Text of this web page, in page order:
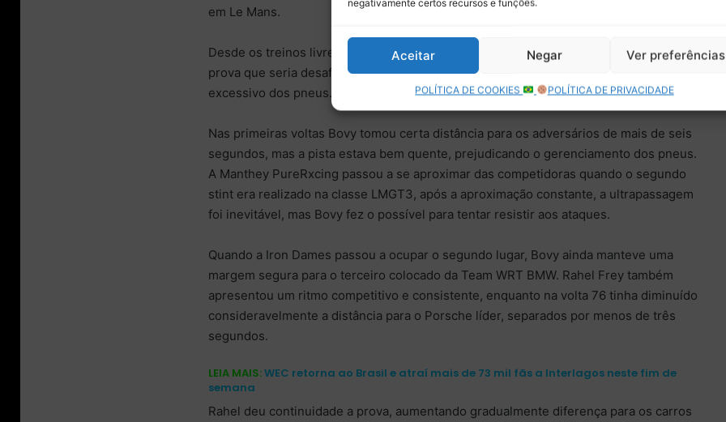
negativamente certos recursos e funções.
Aceitar Negar Ver preferências
POLÍTICA DE COOKIES POLÍTICA DE PRIVACIDADE
em Le Mans.
Desde os treinos livres elas mostraram um trabalho promissor em Interlagos, em uma
prova que seria desafiante, não apenas pelo tráfego intenso, mas pelo desgaste
excessivo dos pneus.
Nas primeiras voltas Bovy tomou certa distância para os adversários de mais de seis
segundos, mas a pista estava bem quente, prejudicando o gerenciamento dos pneus.
A Manthey PureRxcing passou a se aproximar das competidoras quando o segundo
stint era realizado na classe LMGT3, após a aproximação constante, a ultrapassagem
foi inevitável, mas Bovy fez o possível para tentar resistir aos ataques.
Quando a Iron Dames passou a ocupar o segundo lugar, Bovy ainda manteve uma
margem segura para o terceiro colocado da Team WRT BMW. Rahel Frey também
apresentou um ritmo competitivo e consistente, enquanto na volta 76 tinha diminuído
consideravelmente a distância para o Porsche líder, separados por menos de três
segundos.
LEIA MAIS:WEC retorna ao Brasil e atraí mais de 73 mil fãs a Interlagos neste fim de
semana
Rahel deu continuidade a prova, aumentando gradualmente diferença para os carros